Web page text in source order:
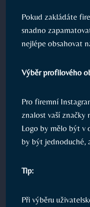
Pokud zakládáte
snadno
nejlépe obsahovat
Výběr profilového
Pro firemní
znalost vaší značky
Logo by mělo být v
by být jednoduché,
Tip:
Při výběru